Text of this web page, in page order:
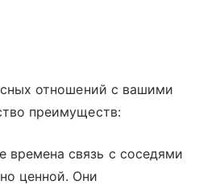
отношений с вашими
преимуществ:
времена связь с соседями
ценной. Они